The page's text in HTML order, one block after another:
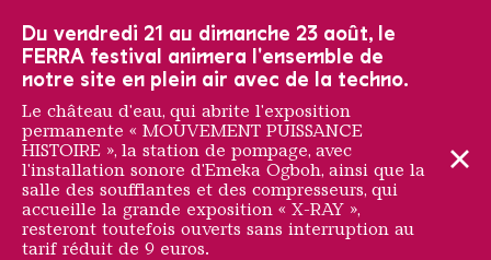
Du vendredi 21 au dimanche 23 août, le
FERRA festival animera l'ensemble de
notre site en plein air avec de la techno.
Le château d'eau, qui abrite l'exposition
permanente « MOUVEMENT PUISSANCE
HISTOIRE », la station de pompage, avec
l'installation sonore d'Emeka Ogboh, ainsi que la
salle des soufflantes et des compresseurs, qui
accueille la grande exposition « X-RAY »,
resteront toutefois ouverts sans interruption au
tarif réduit de 9 euros.